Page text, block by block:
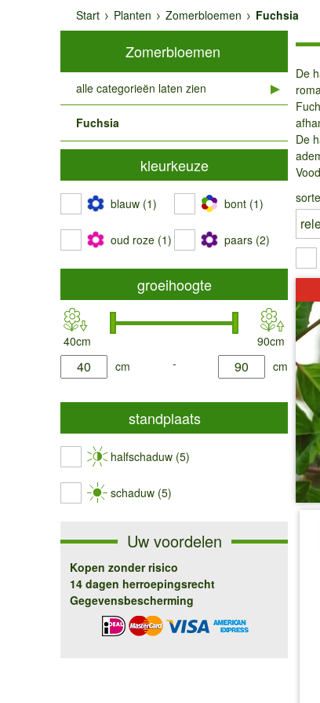
Start
Planten Zomerbloemen Fuchsia
De
De
Zomerbloemen
alle categorieën laten zien
Fuchsia
kleurkeuze
blauw (1) bont (1)
oud roze (1) paars (2)
groeihoogte
40cm
90cm
product.list.filter.height.min
cm - cm
product.list.filter.height.max
standplaats
halfschaduw (5)
schaduw (5)
Uw voordelen
Kopen zonder risico
14 dagen herroepingsrecht
Gegevensbescherming